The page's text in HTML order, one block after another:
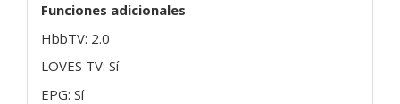
Funciones adicionales
HbbTV: 2.0
LOVES TV: Sí
EPG: Sí